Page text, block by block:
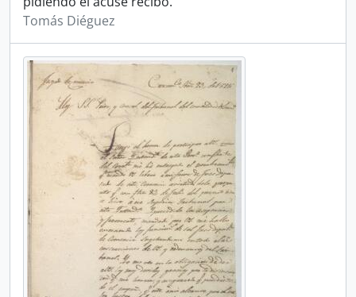
Tomás Diéguez